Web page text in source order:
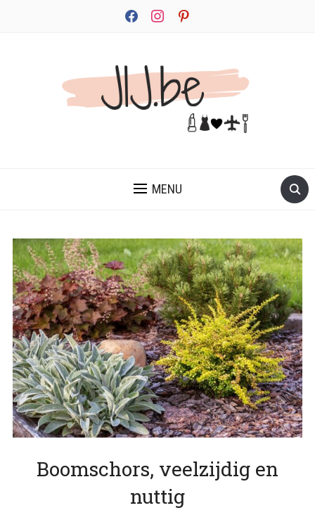
facebookinstagrampinterest
MENU
Boomschors, veelzijdig en
nuttig